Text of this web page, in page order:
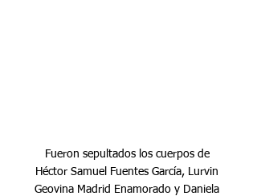
Fueron sepultados los cuerpos de
Héctor Samuel Fuentes García, Lurvin
Geovina Madrid Enamorado y Daniela